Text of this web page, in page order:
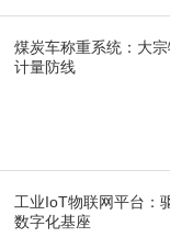
煤炭车称重系统：大
计量防线
工业IoT物联网平台：
数字化基座